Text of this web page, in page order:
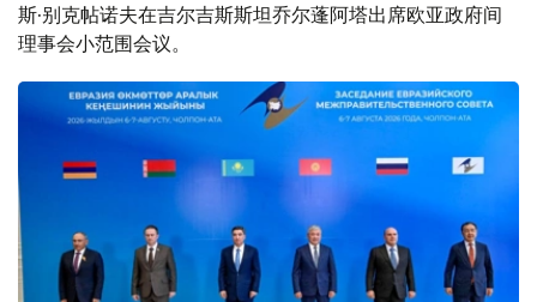
斯·别克帖诺夫在吉尔吉斯斯坦乔尔蓬阿塔出席欧亚政府间
理事会小范围会议。